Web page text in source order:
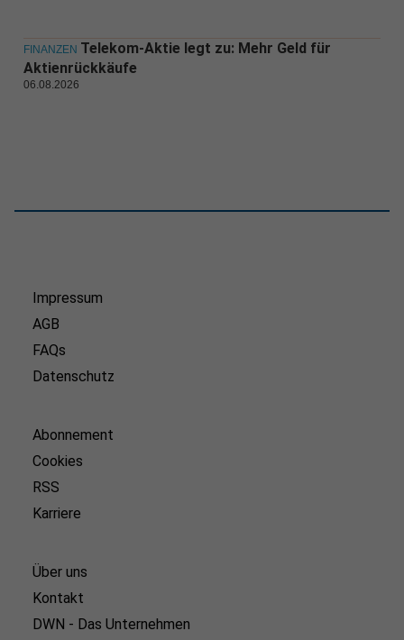
FINANZEN Telekom-Aktie legt zu: Mehr Geld für
Aktienrückkäufe
06.08.2026
Impressum
AGB
FAQs
Datenschutz
Abonnement
Cookies
RSS
Karriere
Über uns
Kontakt
DWN - Das Unternehmen